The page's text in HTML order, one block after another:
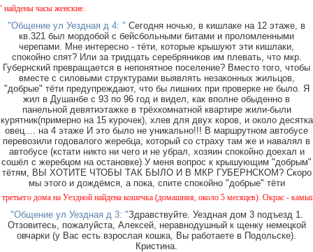
часы женские.
"Общение ул Уездная д 4: " Сегодня ночью, в кишлаке на 12 этаже, в
кв.321 был мордобой с бейсбольными битами и проломленными
черепами. Мне интересно - тёти, которые крышуют эти кишлаки,
спокойно спят? Или за тридцать серебряников им плевать, что мкр.
Губернский превращается в непонятное поселение? Вместо того, чтобы
вместе с силовыми структурами выявлять незаконных жильцов,
"добрые" тёти предупреждают, что бы лишних при проверке не было. Я
жил в Душанбе с 93 по 96 год и видел, как вполне обыденно в
панельной девятиэтажке в трёхкомнатной квартире жили-были
курятник(примерно на 15 курочек), хлев для двух коров, и около десятка
овец.... на 4 этаже И это было не уникально!!! В маршрутном автобусе
перевозили годовалого жеребца, который со страху там же и навалял в
автобусе (кстати никто ни чего и не убрал, хозяин спокойно доехал и
сошёл с жеребцом на остановке) У меня вопрос к крышующим "добрым"
тётям, ВЫ ХОТИТЕ ЧТОБЫ ТАК БЫЛО И В МКР ГУБЕРНСКОМ? Скоро
мы этого и дождёмся, а пока, спите спокойно "добрые" тёти
дома на Уездной найдена кошечка (домашняя, около 5 месяцев). Окрас -
"Общение ул Уездная д 3: "Здравствуйте. Уездная дом 3 подъезд 1.
Отзовитесь, пожалуйста, Алексей, неравнодушный к щенку немецкой
овчарки (у Вас есть взрослая кошка, Вы работаете в Подольске).
Кристина.